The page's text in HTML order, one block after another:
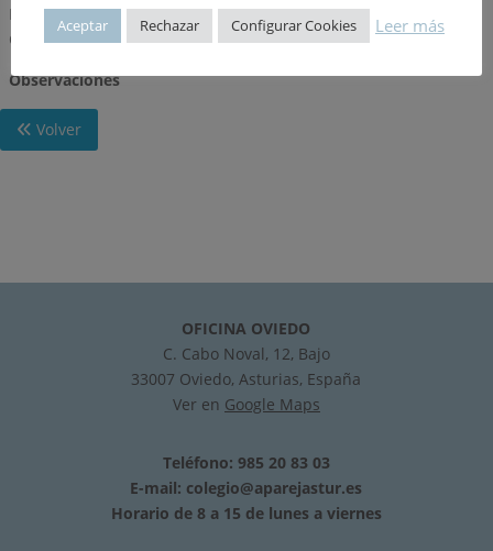
Motores primarios III.-La aparición de los sistemas de control.-
Computadoras.-La máquina.
Observaciones
Volver
OFICINA OVIEDO
C. Cabo Noval, 12, Bajo
33007 Oviedo, Asturias, España
Ver en Google Maps
Teléfono: 985 20 83 03
E-mail: colegio@aparejastur.es
Horario de 8 a 15 de lunes a viernes
Aceptar Rechazar Configurar Cookies Leer más